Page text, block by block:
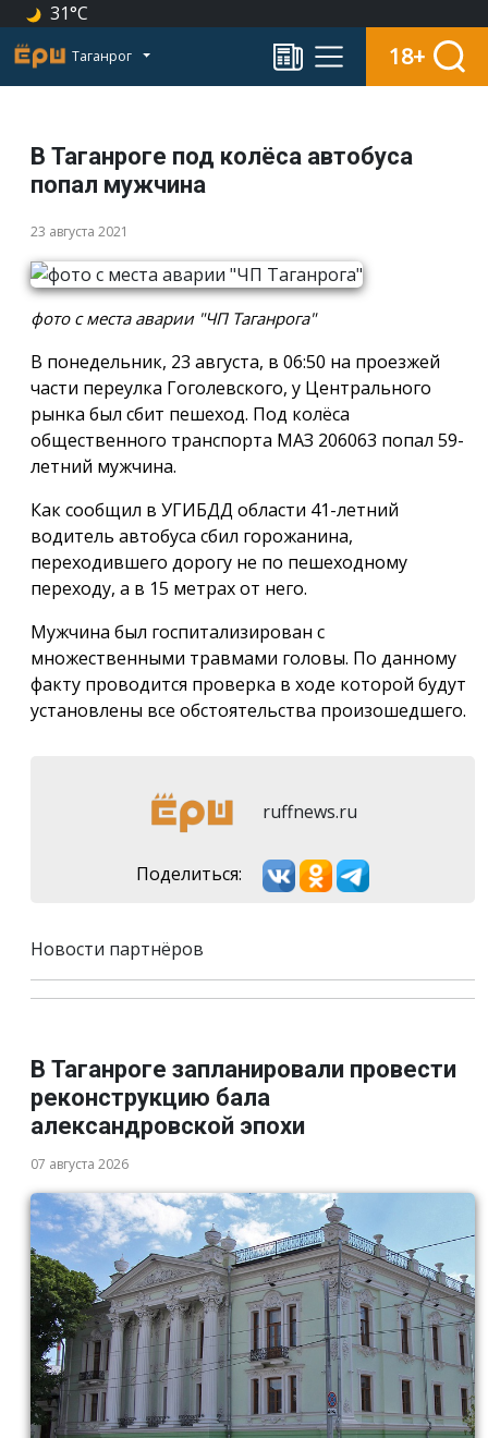
31°C
Таганрог 18+
В Таганроге под колёса автобуса
попал мужчина
23 августа 2021
фото с места аварии "ЧП Таганрога"
В понедельник, 23 августа, в 06:50 на проезжей
части переулка Гоголевского, у Центрального
рынка был сбит пешеход. Под колёса
общественного транспорта МАЗ 206063 попал 59-
летний мужчина.
Как сообщил в УГИБДД области 41-летний
водитель автобуса сбил горожанина,
переходившего дорогу не по пешеходному
переходу, а в 15 метрах от него.
Мужчина был госпитализирован с
множественными травмами головы. По данному
факту проводится проверка в ходе которой будут
установлены все обстоятельства произошедшего.
ruffnews.ru
Поделиться:
Новости партнёров
В Таганроге запланировали провести
реконструкцию бала
александровской эпохи
07 августа 2026